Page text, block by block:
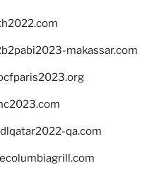
makassar.com
qa.com